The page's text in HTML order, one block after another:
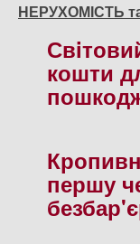
НЕРУХОМІСТЬ
кошти
першу